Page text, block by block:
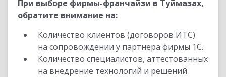
При выборе фирмы-франчайзи в Туймазах,
обратите внимание на:
Количество клиентов (договоров ИТС)
на сопровождении у партнера фирмы 1С.
Количество специалистов, аттестованных
на внедрение технологий и решений